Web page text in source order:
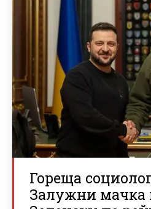
Гореща
Залужни